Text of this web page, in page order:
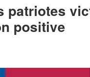
patriotes
positive